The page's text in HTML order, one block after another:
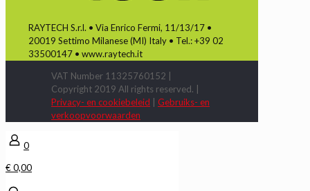
RAYTECH S.r.l. • Via Enrico Fermi, 11/13/17 •
20019 Settimo Milanese (MI) Italy • Tel.: +39 02
33500147 • www.raytech.it
VAT Number 11325760152 |
Copyright 2019 All rights reserved. |
Privacy- en cookiebeleid
Gebruiks- en
verkoopvoorwaarden
0
€ 0,00